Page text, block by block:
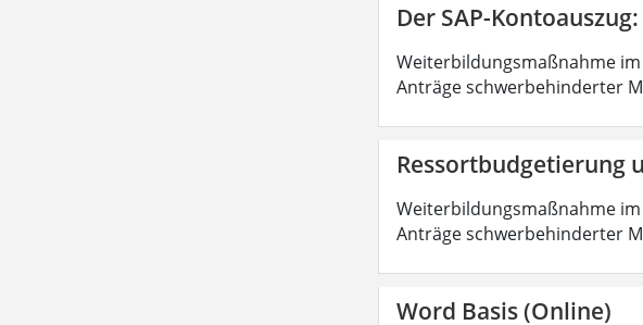
Der SAP-
Weiterbildungsmaßnahme
Anträge schwerbehinderter
Ressortbudgetierung
Weiterbildungsmaßnahme
Anträge schwerbehinderter
Word Basis (Online)